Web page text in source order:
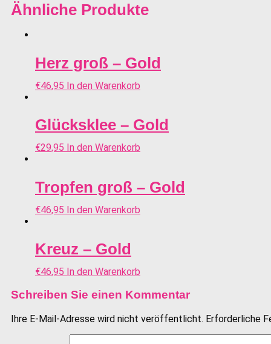
Ähnliche Produkte
Herz groß – Gold
€46,95 In den Warenkorb
Glücksklee – Gold
€29,95 In den Warenkorb
Tropfen groß – Gold
€46,95 In den Warenkorb
Kreuz – Gold
€46,95 In den Warenkorb
Schreiben Sie einen Kommentar
Ihre E-Mail-Adresse wird nicht veröffentlicht. Erforderliche